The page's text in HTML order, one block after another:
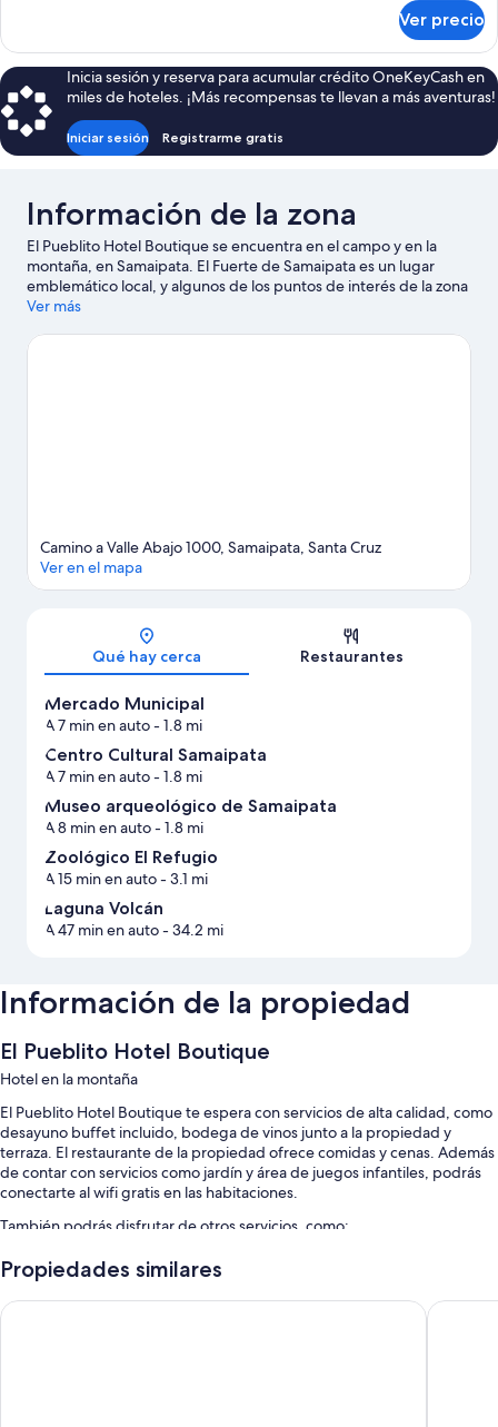
1
habitación
Ver precio
Inicia sesión y reserva para acumular crédito OneKeyCash en
miles de hoteles. ¡Más recompensas te llevan a más aventuras!
Iniciar sesión Registrarme gratis
Información de la zona
El Pueblito Hotel Boutique se encuentra en el campo y en la
montaña, en Samaipata. El Fuerte de Samaipata es un lugar
emblemático local, y algunos de los puntos de interés de la zona
incluyen Centro Cultural Samaipata y Zoológico El Refugio.
Ver más
Sección del mapa
Camino a Valle Abajo 1000, Samaipata, Santa Cruz
Ver en el mapa
Qué hay cerca Restaurantes
Mercado Municipal
A 7 min en auto- 1.8 mi
Centro Cultural Samaipata
A 7 min en auto- 1.8 mi
Museo arqueológico de Samaipata
A 8 min en auto- 1.8 mi
Zoológico El Refugio
A 15 min en auto- 3.1 mi
Laguna Volcán
A 47 min en auto- 34.2 mi
Información de la propiedad
El Pueblito Hotel Boutique
Hotel en la montaña
El Pueblito Hotel Boutique te espera con servicios de alta calidad, como
desayuno buffet incluido, bodega de vinos junto a la propiedad y
terraza. El restaurante de la propiedad ofrece comidas y cenas. Además
de contar con servicios como jardín y área de juegos infantiles, podrás
conectarte al wifi gratis en las habitaciones.
También podrás disfrutar de otros servicios, como:
Alberca al aire libre
Traslado de ida y vuelta al aeropuerto (con cargo), resguardo de
Propiedades similares
Samaipata Glamping Casa